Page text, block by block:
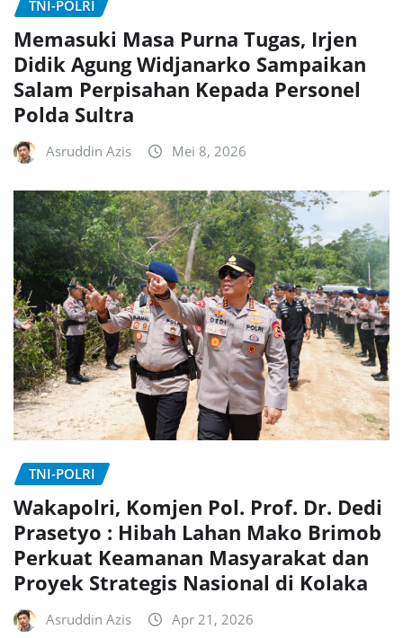
TNI-POLRI
Memasuki Masa Purna Tugas, Irjen
Didik Agung Widjanarko Sampaikan
Salam Perpisahan Kepada Personel
Polda Sultra
Asruddin Azis Mei 8, 2026
TNI-POLRI
Wakapolri, Komjen Pol. Prof. Dr. Dedi
Prasetyo : Hibah Lahan Mako Brimob
Perkuat Keamanan Masyarakat dan
Proyek Strategis Nasional di Kolaka
Asruddin Azis Apr 21, 2026